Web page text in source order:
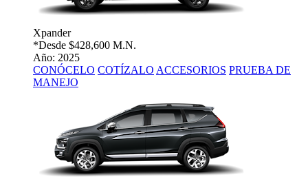
Xpander
*Desde $428,600 M.N.
Año: 2025
CONÓCELO COTÍZALO ACCESORIOS PRUEBA DE
MANEJO